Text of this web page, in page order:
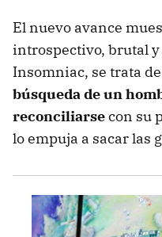
El nuevo avance
introspectivo, brutal
Insomniac, se trata
búsqueda de un
reconciliarsecon su
lo empuja a sacar las